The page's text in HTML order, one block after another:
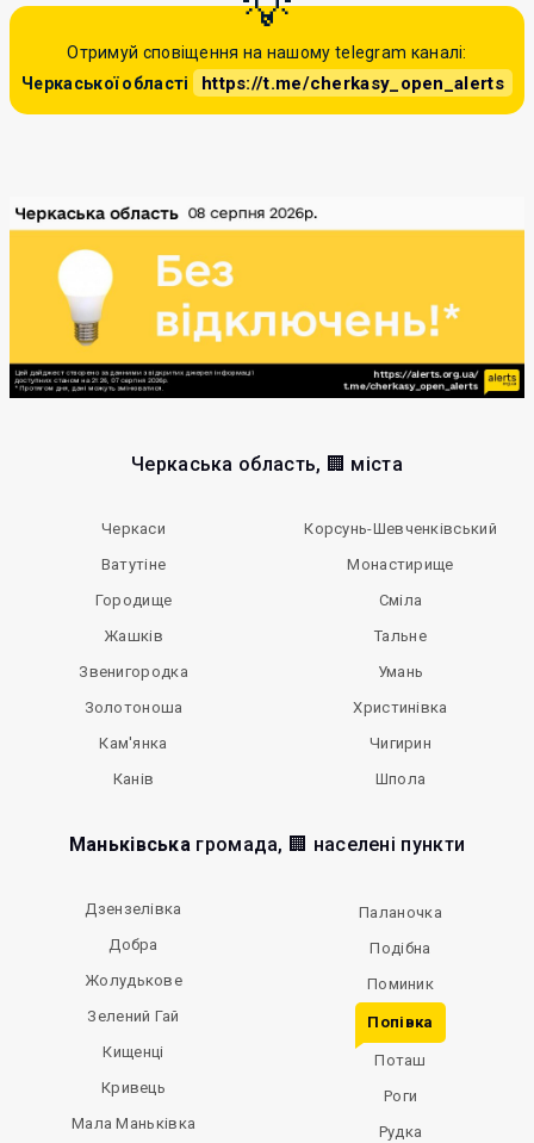
Отримуй сповіщення на нашому telegram каналі:
Черкаської області
https://t.me/cherkasy_open_alerts
Черкаська область, 🏢 міста
Черкаси
Ватутіне
Городище
Жашків
Звенигородка
Золотоноша
Кам'янка
Канів
Корсунь-Шевченківський
Монастирище
Сміла
Тальне
Умань
Христинівка
Чигирин
Шпола
Маньківська громада, 🏢 населені пункти
Дзензелівка
Добра
Жолудькове
Зелений Гай
Кищенці
Кривець
Мала Маньківка
Паланочка
Подібна
Поминик
Попівка
Поташ
Роги
Рудка